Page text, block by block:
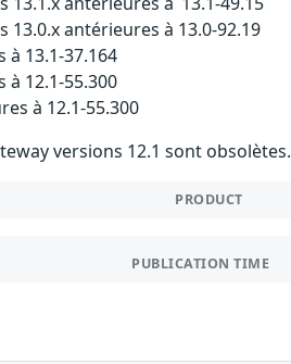
13.0.x antérieures à 13.0-92.19
à 13.1-37.164
à 12.1-55.300
à 12.1-55.300
versions 12.1 sont obsolètes.
PRODUCT
PUBLICATION TIME